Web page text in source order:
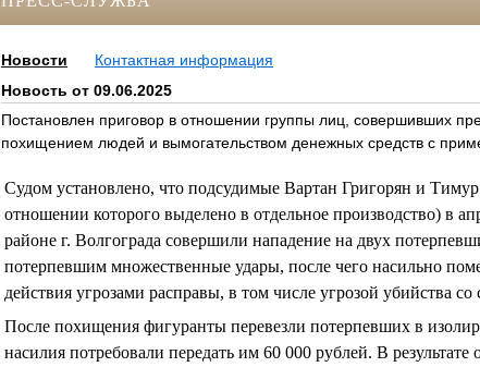
Новости
Контактная информация
Новость от 09.06.2025
Постановлен приговор в отношении группы лиц, совершивших
похищением людей и вымогательством денежных средств с
Судом установлено, что подсудимые Вартан Григорян и
отношении которого выделено в отдельное производство) в
районе г. Волгограда совершили нападение на двух
потерпевшим множественные удары, после чего насильно
действия угрозами расправы, в том числе угрозой убийства
После похищения фигуранты перевезли потерпевших в
насилия потребовали передать им 60 000 рублей. В